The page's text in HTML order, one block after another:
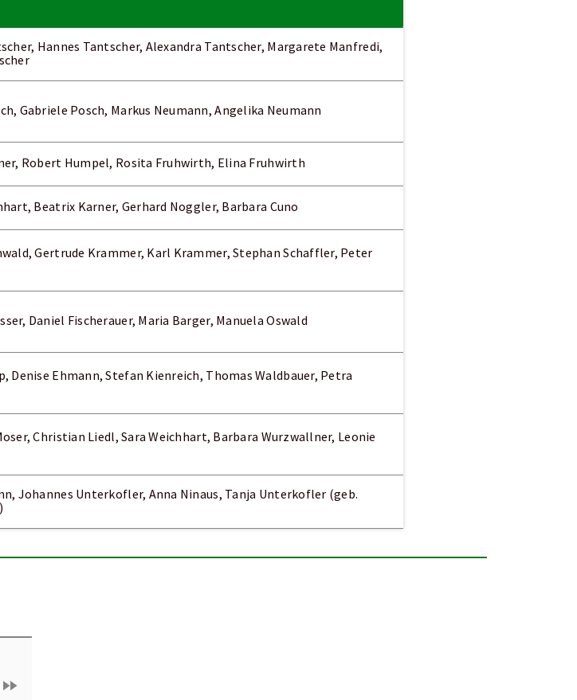
Hannes Tantscher, Alexandra Tantscher, Margarete Manfredi,
Gabriele Posch, Markus Neumann, Angelika Neumann
Robert Humpel, Rosita Fruhwirth, Elina Fruhwirth
Beatrix Karner, Gerhard Noggler, Barbara Cuno
Gertrude Krammer, Karl Krammer, Stephan Schaffler, Peter
Daniel Fischerauer, Maria Barger, Manuela Oswald
Denise Ehmann, Stefan Kienreich, Thomas Waldbauer, Petra
Christian Liedl, Sara Weichhart, Barbara Wurzwallner, Leonie
Johannes Unterkofler, Anna Ninaus, Tanja Unterkofler (geb.
fast_forward